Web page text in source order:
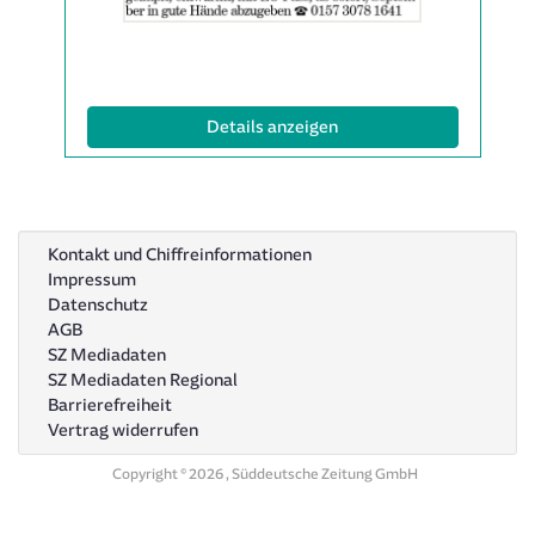
Anzeige
Details anzeigen(ID: 2065325)
Kontakt und Chiffreinformationen
Impressum
Datenschutz
AGB
SZ Mediadaten
SZ Mediadaten Regional
Barrierefreiheit
Vertrag widerrufen
Copyright © 2026 , Süddeutsche Zeitung GmbH